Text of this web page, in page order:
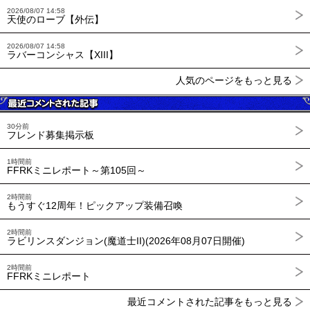
2026/08/07 14:58
天使のローブ【外伝】
2026/08/07 14:58
ラバーコンシャス【XIII】
人気のページをもっと見る
30分前
フレンド募集掲示板
1時間前
FFRKミニレポート～第105回～
2時間前
もうすぐ12周年！ピックアップ装備召喚
2時間前
ラビリンスダンジョン(魔道士II)(2026年08月07日開催)
2時間前
FFRKミニレポート
最近コメントされた記事をもっと見る